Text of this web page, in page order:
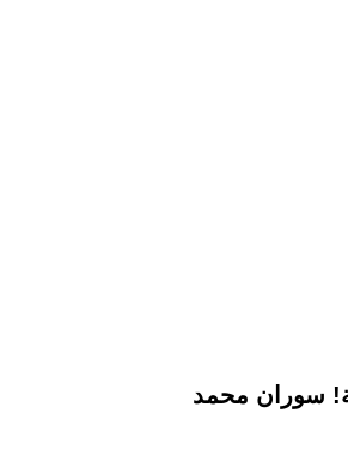
سوران محمد